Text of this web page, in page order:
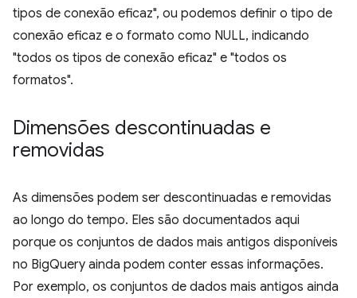
tipos de conexão eficaz", ou podemos definir o tipo de
conexão eficaz e o formato como NULL, indicando
"todos os tipos de conexão eficaz" e "todos os
formatos".
Dimensões descontinuadas e
removidas
As dimensões podem ser descontinuadas e removidas
ao longo do tempo. Eles são documentados aqui
porque os conjuntos de dados mais antigos disponíveis
no BigQuery ainda podem conter essas informações.
Por exemplo, os conjuntos de dados mais antigos ainda